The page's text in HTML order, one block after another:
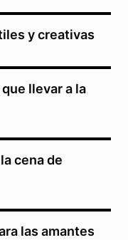
y creativas
llevar a la
cena de
las amantes